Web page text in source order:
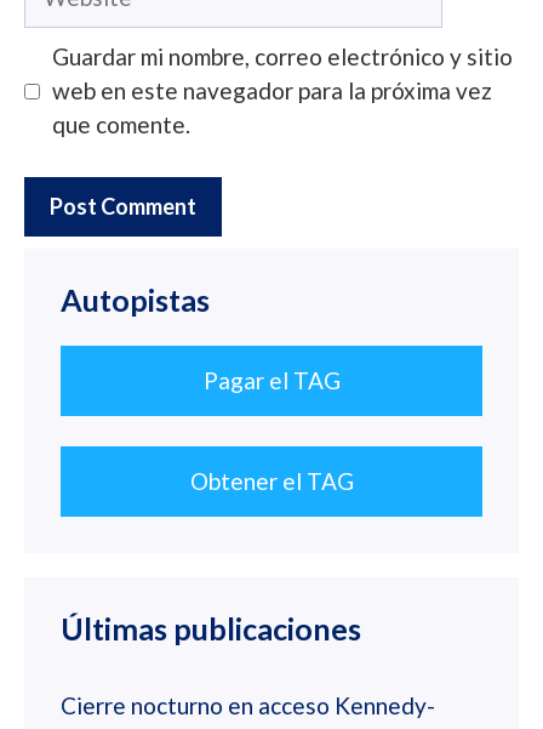
Guardar mi nombre, correo electrónico y sitio
web en este navegador para la próxima vez
que comente.
Autopistas
Pagar el TAG
Obtener el TAG
Últimas publicaciones
Cierre nocturno en acceso Kennedy-